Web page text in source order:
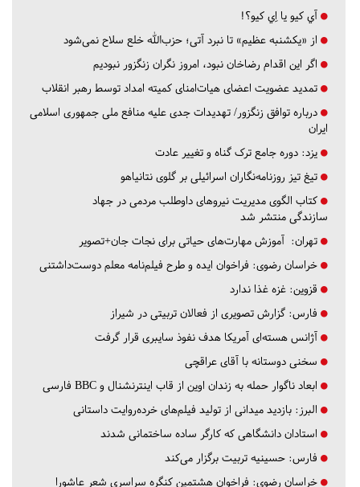
آي كيو يا اِي كيو؟!
از «یکشنبه عظیم» تا نبرد آتی؛ حزب‌الله خلع سلاح نمی‌شود
اگر این اقدام رضاخان نبود، امروز نگران زنگزور نبودیم
تمدید عضویت اعضای هیات‌امنای کمیته امداد توسط رهبر انقلاب
درباره توافق زنگزور/ تهدیدات جدی علیه منافع ملی جمهوری اسلامی
ایران
یزد: دوره جامع ترک گناه و تغییر عادت
تیغ تیز روزنامه‌نگاران اسرائیلی بر گلوی نتانیاهو
کتاب الگوی مدیریت نیروهای داوطلب مردمی در جهاد
سازندگی منتشر شد
تهران: آموزش مهارت‌های حیاتی برای نجات جان+تصویر
خراسان رضوی: فراخوان ایده و طرح فیلم‌نامه معلم دوست‌داشتنی
قزوین: غزه غذا ندارد
فارس: گزارش تصویری از فعالان تربیتی در شیراز
آژانس هسته‌ای آمریکا هدف نفوذ سایبری قرار گرفت
سخنی دوستانه با آقای عراقچی
ابعاد ناگوار حمله به زندان اوین از قاب اینترنشنال و BBC فارسی
البرز: بازدید میدانی از تولید فیلم‌های خرده‌روایت داستانی
استادان دانشگاهی که کارگر ساده ساختمانی شدند
فارس: حسینیه تربیت برگزار می‌کند
خراسان رضوی: فراخوان هشتمین کنگره سراسری شعر عاشورا